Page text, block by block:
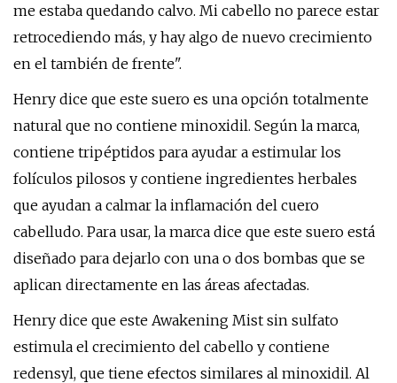
me estaba quedando calvo. Mi cabello no parece estar
retrocediendo más, y hay algo de nuevo crecimiento
en el también de frente".
Henry dice que este suero es una opción totalmente
natural que no contiene minoxidil. Según la marca,
contiene tripéptidos para ayudar a estimular los
folículos pilosos y contiene ingredientes herbales
que ayudan a calmar la inflamación del cuero
cabelludo. Para usar, la marca dice que este suero está
diseñado para dejarlo con una o dos bombas que se
aplican directamente en las áreas afectadas.
Henry dice que este Awakening Mist sin sulfato
estimula el crecimiento del cabello y contiene
redensyl, que tiene efectos similares al minoxidil. Al